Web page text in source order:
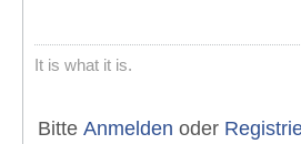
It is what it is.
Bitte Anmelden oder